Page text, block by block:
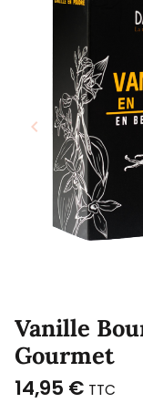
Précédent
keyboard_arrow_left
Vanille
Gourmet
14,95 € TTC